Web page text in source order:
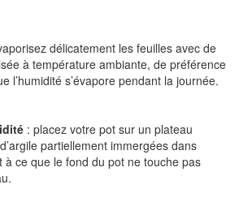
délicatement les feuilles avec de
à température ambiante, de préférence
l’humidité s’évapore pendant la journée.
: placez votre pot sur un plateau
partiellement immergées dans
à ce que le fond du pot ne touche pas